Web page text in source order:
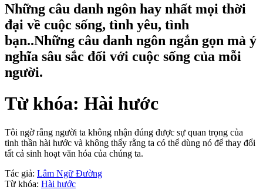
Những câu danh ngôn hay nhất mọi thời
đại về cuộc sống, tình yêu, tình
bạn..Những câu danh ngôn ngắn gọn mà ý
nghĩa sâu sắc đối với cuộc sống của mỗi
người.
Từ khóa: Hài hước
Tôi ngờ rằng người ta không nhận đúng được sự quan trọng của
tinh thần hài hước và không thấy rằng ta có thể dùng nó để thay đổi
tất cả sinh hoạt văn hóa của chúng ta.
Tác giả: Lâm Ngữ Đường
Từ khóa: Hài hước